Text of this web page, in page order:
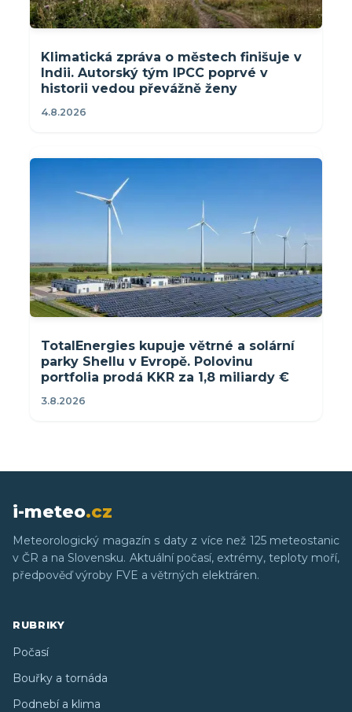
Klimatická zpráva o městech finišuje v
Indii. Autorský tým IPCC poprvé v
historii vedou převážně ženy
4.8.2026
TotalEnergies kupuje větrné a solární
parky Shellu v Evropě. Polovinu
portfolia prodá KKR za 1,8 miliardy €
3.8.2026
i-meteo.cz
Meteorologický magazín s daty z více než 125 meteostanic
v ČR a na Slovensku. Aktuální počasí, extrémy, teploty moří,
předpověď výroby FVE a větrných elektráren.
RUBRIKY
Počasí
Bouřky a tornáda
Podnebí a klima